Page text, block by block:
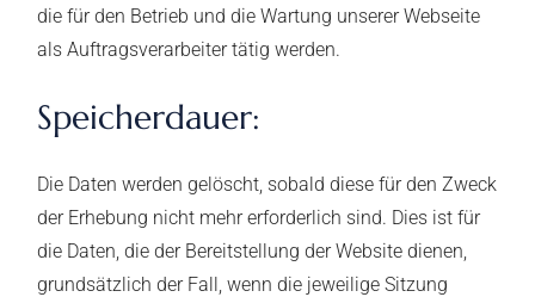
die für den Betrieb und die Wartung unserer Webseite
als Auftragsverarbeiter tätig werden.
Speicherdauer:
Die Daten werden gelöscht, sobald diese für den Zweck
der Erhebung nicht mehr erforderlich sind. Dies ist für
die Daten, die der Bereitstellung der Website dienen,
grundsätzlich der Fall, wenn die jeweilige Sitzung